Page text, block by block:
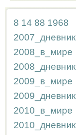
8 14 88 1968
2007_дневник
2008_в_мире
2008_дневник
2009_в_мире
2009_дневник
2010_в_мире
2010_дневник